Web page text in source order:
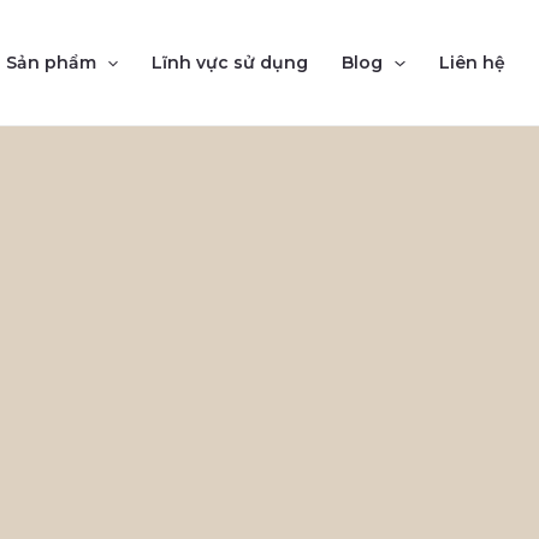
Sản phẩm Lĩnh vực sử dụng Blog Liên hệ